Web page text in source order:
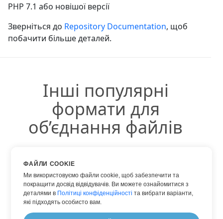
PHP 7.1 або новішої версії
Зверніться до Repository Documentation, щоб
побачити більше деталей.
Інші популярні
формати для
об’єднання файлів
Ви можете використовувати інші популярні
формати:
ФАЙЛИ COOKIE
Ми використовуємо файли cookie, щоб забезпечити та
покращити досвід відвідувачів. Ви можете ознайомитися з
деталями в Політиці конфіденційності та вибрати варіанти,
які підходять особисто вам.